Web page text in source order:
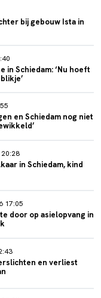
bij gebouw Ista in
in Schiedam: ‘Nu hoeft
en Schiedam nog niet
in Schiedam, kind
17:05
door op asielopvang in
en verliest